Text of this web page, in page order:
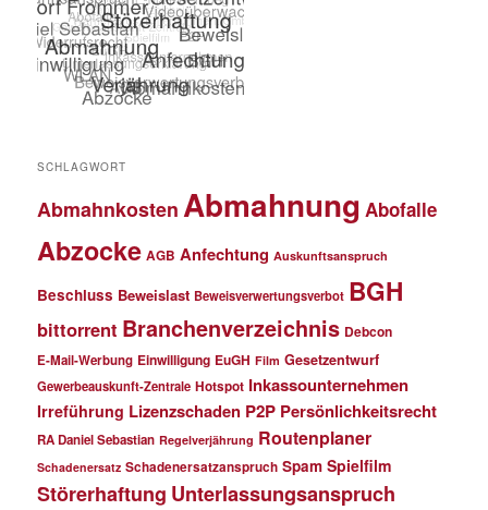
SCHLAGWORT
Abmahnkosten Abmahnung Abofalle
Abzocke AGB Anfechtung Auskunftsanspruch
Beschluss Beweislast Beweisverwertungsverbot BGH
bittorrent Branchenverzeichnis Debcon
E-Mail-Werbung Einwilligung EuGH Film Gesetzentwurf
Gewerbeauskunft-Zentrale Hotspot Inkassounternehmen
Irreführung Lizenzschaden P2P Persönlichkeitsrecht
RA Daniel Sebastian Regelverjährung Routenplaner
Schadenersatz Schadenersatzanspruch Spam Spielfilm
Störerhaftung Unterlassungsanspruch